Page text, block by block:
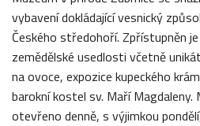
vybavení dokládající vesnický
Českého středohoří. Zpřístupněn
zemědělské usedlosti včetně
na ovoce, expozice kupeckého
barokní kostel sv. Maří
otevřeno denně, s výjimkou